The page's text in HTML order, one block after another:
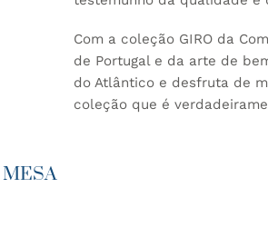
Com a coleção GIRO da
de Portugal e da arte de
do Atlântico e desfruta de
coleção que é